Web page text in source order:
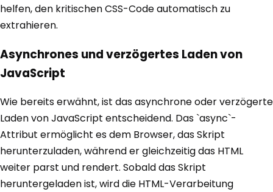
helfen, den kritischen CSS-Code automatisch zu
extrahieren.
Asynchrones und verzögertes Laden von
JavaScript
Wie bereits erwähnt, ist das asynchrone oder verzögerte
Laden von JavaScript entscheidend. Das `async`-
Attribut ermöglicht es dem Browser, das Skript
herunterzuladen, während er gleichzeitig das HTML
weiter parst und rendert. Sobald das Skript
heruntergeladen ist, wird die HTML-Verarbeitung